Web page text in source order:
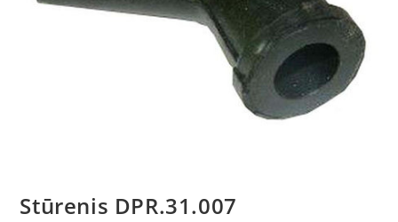
Stūrenis DPR.31.007